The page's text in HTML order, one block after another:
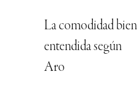
La comodidad bien
entendida según
Aro